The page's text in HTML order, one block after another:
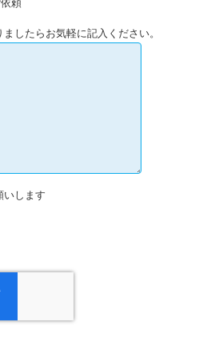
頼
したらお気軽に記入ください。
いします